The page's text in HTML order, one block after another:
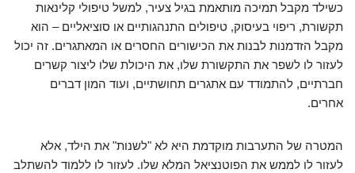
כשילד מקבל תמיכה מותאמת בגיל צעיר, למשל טיפולי קלינאות
תקשורת, ריפוי בעיסוק, טיפולים התנהגותיים או סוציאליים – הוא
מקבל הזדמנות לבנות את הכישורים החסרים או המאתגרים. זה יכול
לעזור לו לשפר את התקשורת שלו, את היכולת שלו ליצור קשרים
חברתיים, להתמודד עם אתגרים תחושתיים, ועוד המון דברים
אחרים.
המטרה של התערבות מוקדמת היא לא "לשנות" את הילד, אלא
לעזור לו לממש את הפוטנציאל המלא שלו. לעזור לו ללמוד להשתלב